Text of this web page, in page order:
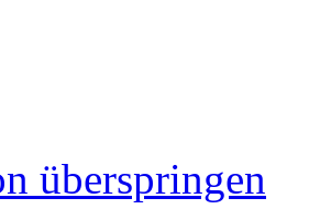
überspringen